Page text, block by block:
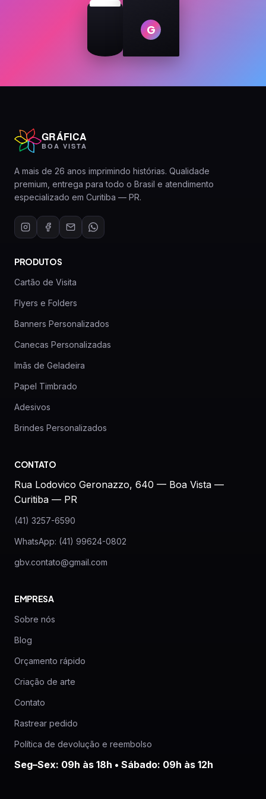
G
GRÁFICA
BOA VISTA
A mais de 26 anos imprimindo histórias. Qualidade
premium, entrega para todo o Brasil e atendimento
especializado em Curitiba — PR.
PRODUTOS
Cartão de Visita
Flyers e Folders
Banners Personalizados
Canecas Personalizadas
Imãs de Geladeira
Papel Timbrado
Adesivos
Brindes Personalizados
CONTATO
Rua Lodovico Geronazzo, 640 — Boa Vista —
Curitiba — PR
(41) 3257-6590
WhatsApp: (41) 99624-0802
gbv.contato@gmail.com
EMPRESA
Sobre nós
Blog
Orçamento rápido
Criação de arte
Contato
Rastrear pedido
Política de devolução e reembolso
Seg–Sex: 09h às 18h • Sábado: 09h às 12h